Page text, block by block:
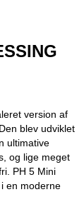
version af
blev udviklet
ultimative
og lige meget
PH 5 Mini
en moderne